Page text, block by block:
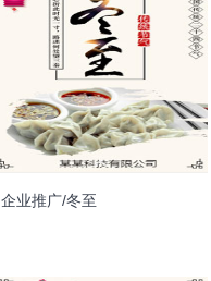
企业推广/冬至